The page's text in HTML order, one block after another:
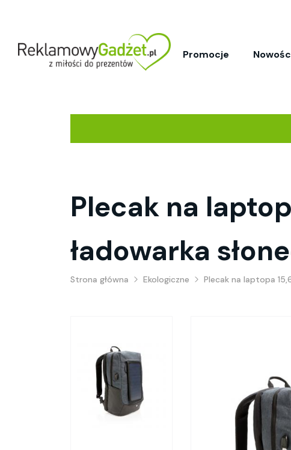
Promocje
Plecak na
ładowarka
Strona główna Ekologiczne Plecak na laptopa